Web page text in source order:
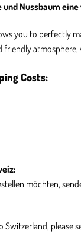
Nussbaum
you to perfectly
friendly
Costs:
möchten,
please